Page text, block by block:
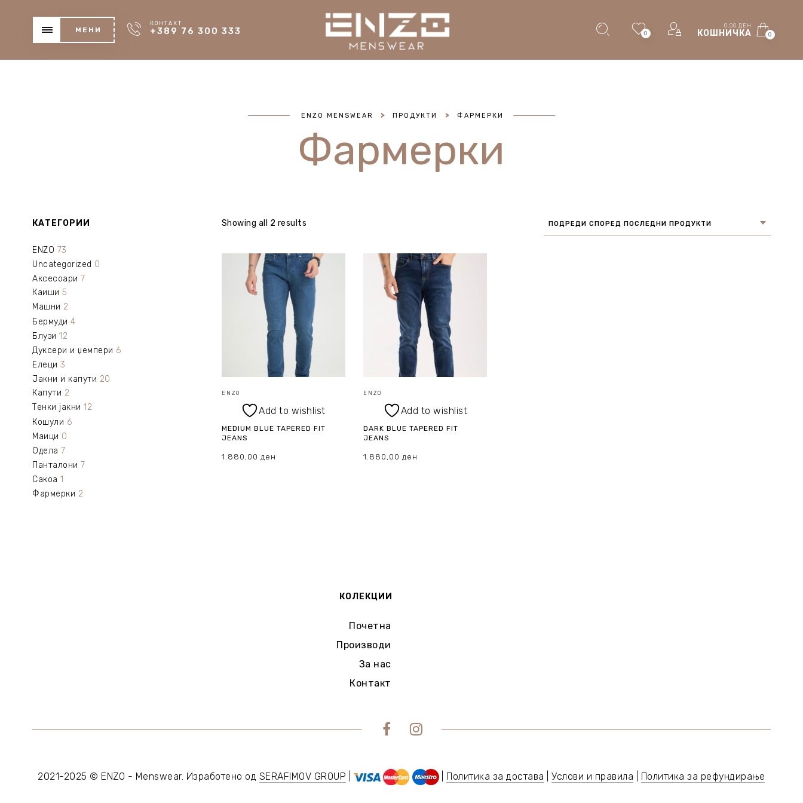
МЕНИ
КОНТАКТ
+389 76 300 333 0
0,00 ДЕН
КОШНИЧКА 0
ENZO MENSWEAR > ПРОДУКТИ > ФАРМЕРКИ
Фармерки
КАТЕГОРИИ
ENZO 73
Uncategorized 0
Аксесоари 7
Каиши 5
Машни 2
Бермуди 4
Блузи 12
Дуксери и џемпери 6
Елеци 3
Јакни и капути 20
Капути 2
Тенки јакни 12
Кошули 6
Маици 0
Одела 7
Панталони 7
Сакоа 1
Фармерки 2
Showing all 2 results ПОДРЕДИ СПОРЕД ПОСЛЕДНИ ПРОДУКТИ
ENZO
Add to wishlist
MEDIUM BLUE TAPERED FIT
JEANS
1.880,00 ден
ENZO
Add to wishlist
DARK BLUE TAPERED FIT
JEANS
1.880,00 ден
КОЛЕКЦИИ
Почетна
Производи
За нас
Контакт
2021-2025 © ENZO - Menswear. Изработено од SERAFIMOV GROUP | Политика за достава |Услови и правила Политика за рефундирање